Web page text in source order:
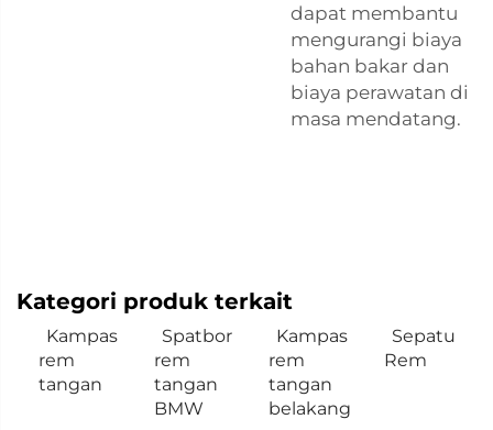
dapat membantu
mengurangi biaya
bahan bakar dan
biaya perawatan di
masa mendatang.
Kategori produk terkait
Kampas
rem
tangan
Spatbor
rem
tangan
BMW
Kampas
rem
tangan
belakang
Sepatu
Rem